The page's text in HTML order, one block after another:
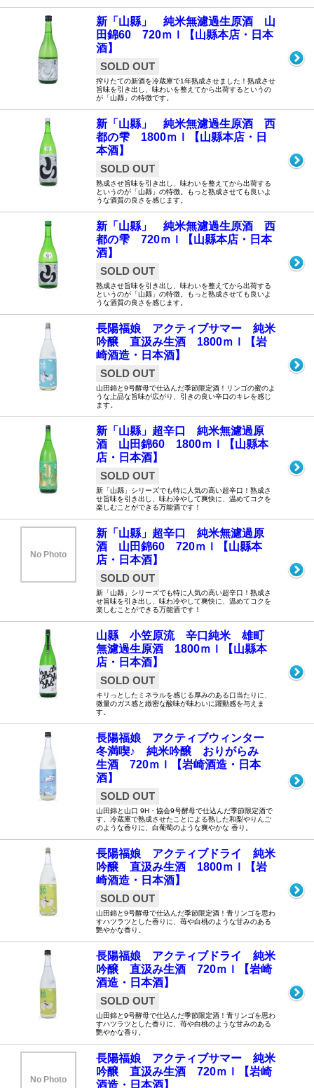
新「山縣」 純米無濾過生原酒 山
田錦60 720ｍｌ【山縣本店・日本
酒】
SOLD OUT
搾りたての新酒を冷蔵庫で1年熟成させました！熟成させ
旨味を引き出し、味わいを整えてから出荷するというの
が「山縣」の特徴です。
新「山縣」 純米無濾過生原酒 西
都の雫 1800ｍｌ【山縣本店・日
本酒】
SOLD OUT
熟成させ旨味を引き出し、味わいを整えてから出荷する
というのが「山縣」の特徴。もっと熟成させても良いよ
うな酒質の良さを感じます。
新「山縣」 純米無濾過生原酒 西
都の雫 720ｍｌ【山縣本店・日本
酒】
SOLD OUT
熟成させ旨味を引き出し、味わいを整えてから出荷する
というのが「山縣」の特徴。もっと熟成させても良いよ
うな酒質の良さを感じます。
長陽福娘 アクティブサマー 純米
吟醸 直汲み生酒 1800ｍｌ【岩
崎酒造・日本酒】
SOLD OUT
山田錦と9号酵母で仕込んだ季節限定酒！リンゴの蜜のよ
うな上品な旨味が広がり、引きの良い辛口のキレを感じ
ます。
新「山縣」超辛口 純米無濾過原
酒 山田錦60 1800ｍｌ【山縣本
店・日本酒】
SOLD OUT
新「山縣」シリーズでも特に人気の高い超辛口！熟成さ
せ旨味を引き出し、味わ冷やして爽快に、温めてコクを
楽しむことができる万能酒です！
No Photo
新「山縣」超辛口 純米無濾過原
酒 山田錦60 720ｍｌ【山縣本
店・日本酒】
SOLD OUT
新「山縣」シリーズでも特に人気の高い超辛口！熟成さ
せ旨味を引き出し、味わ冷やして爽快に、温めてコクを
楽しむことができる万能酒です！
山縣 小笠原流 辛口純米 雄町
無濾過生原酒 1800ｍｌ【山縣本
店・日本酒】
SOLD OUT
キリっとしたミネラルを感じる厚みのある口当たりに、
微量のガス感と緻密な酸味が味わいに躍動感を与えま
す。
長陽福娘 アクティブウィンター
冬満喫♪ 純米吟醸 おりがらみ
生酒 720ｍｌ【岩崎酒造・日本
酒】
SOLD OUT
山田錦と山口 9H・協会9号酵母で仕込んだ季節限定酒で
す。冷蔵庫で熟成させたことによる熟した和梨やりんご
のような香りに、白葡萄のような爽やかな 香り。
長陽福娘 アクティブドライ 純米
吟醸 直汲み生酒 1800ｍｌ【岩
崎酒造・日本酒】
SOLD OUT
山田錦と9号酵母で仕込んだ季節限定酒！青リンゴを思わ
すハツラツとした香りに、苺や白桃のような甘みのある
艷やかな香り。
長陽福娘 アクティブドライ 純米
吟醸 直汲み生酒 720ｍｌ【岩崎
酒造・日本酒】
SOLD OUT
山田錦と9号酵母で仕込んだ季節限定酒！青リンゴを思わ
すハツラツとした香りに、苺や白桃のような甘みのある
艷やかな香り。
No Photo
長陽福娘 アクティブサマー 純米
吟醸 直汲み生酒 720ｍｌ【岩崎
酒造・日本酒】